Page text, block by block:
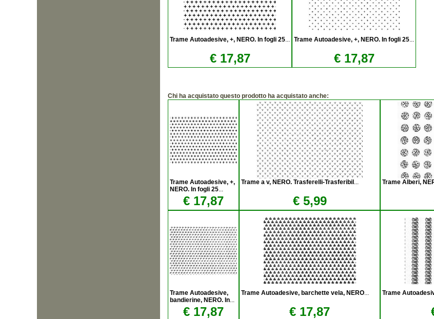
Trame Autoadesive, +, NERO. In fogli 25...
€ 17,87
Trame Autoadesive, +, NERO. In fogli 25...
€ 17,87
Chi ha acquistato questo prodotto ha acquistato anche:
Trame Autoadesive, +,
NERO. In fogli 25...
€ 17,87
Trame a v, NERO. Trasferelli-Trasferibil ...
€ 5,99
Trame Alberi,
Trame Autoadesive,
bandierine, NERO. In...
€ 17,87
Trame Autoadesive, barchette vela, NERO...
€ 17,87
Trame